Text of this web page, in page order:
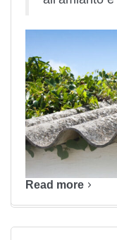
Read more